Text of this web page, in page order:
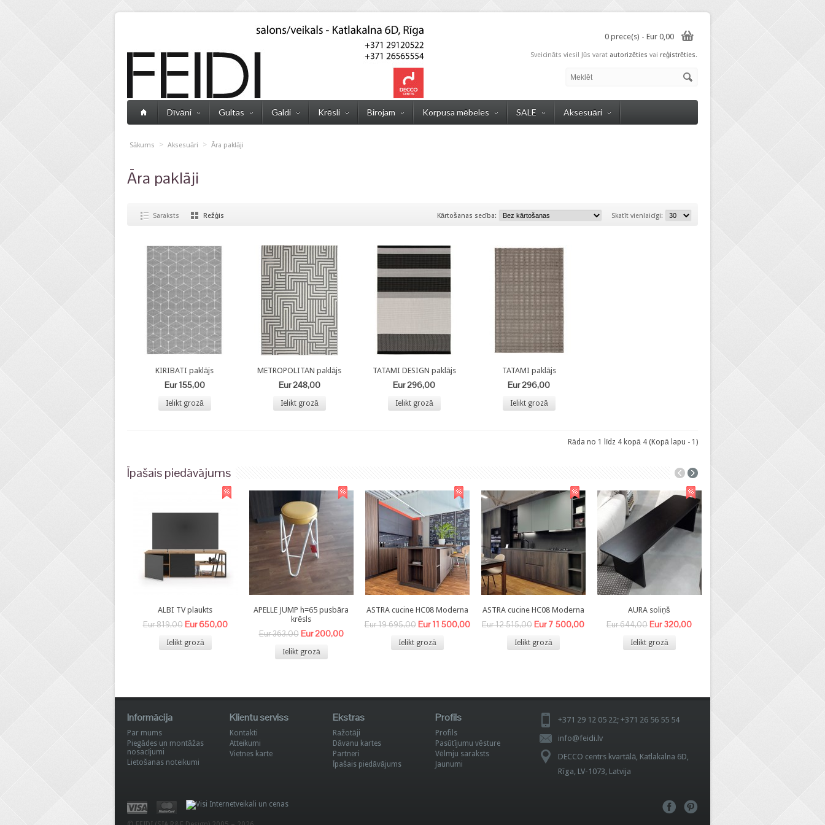
Sveicināts viesi! Jūs varat autorizēties vai reģistrēties.
0 prece(s) - Eur 0,00
Dīvāni Gultas Galdi Krēsli Birojam Korpusa mēbeles SALE Aksesuāri
Sākums > Aksesuāri > Āra paklāji
Āra paklāji
Saraksts Režģis Skatīt vienlaicīgi:
Kārtošanas secība:
KIRIBATI paklājs
Eur 155,00
Ielikt grozā
METROPOLITAN paklājs
Eur 248,00
Ielikt grozā
TATAMI DESIGN paklājs
Eur 296,00
Ielikt grozā
TATAMI paklājs
Eur 296,00
Ielikt grozā
Rāda no 1 līdz 4 kopā 4 (Kopā lapu - 1)
Īpašais piedāvājums
ALBI TV plaukts
Eur 819,00 Eur 650,00
Ielikt grozā
APELLE JUMP h=65 pusbāra
krēsls
Eur 363,00 Eur 200,00
Ielikt grozā
ASTRA cucine HC08 Moderna
Eur 19 695,00 Eur 11 500,00
Ielikt grozā
ASTRA cucine HC08 Moderna
Eur 12 515,00Eur 7 500,00
Ielikt grozā
AURA soliņš
Eur 644,00Eur 320,00
Ielikt grozā
Informācija
Par mums
Piegādes un montāžas
nosacījumi
Lietošanas noteikumi
Klientu serviss
Kontakti
Atteikumi
Vietnes karte
Ekstras
Ražotāji
Dāvanu kartes
Partneri
Īpašais piedāvājums
Profils
Profils
Pasūtījumu vēsture
Vēlmju saraksts
Jaunumi
+371 29 12 05 22; +371 26 56 55 54
info@feidi.lv
DECCO centrs kvartālā, Katlakalna 6D,
Rīga, LV-1073, Latvija